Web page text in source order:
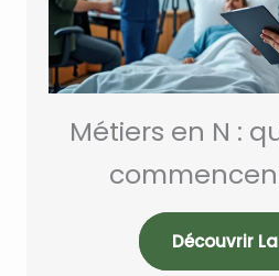
Métiers en N :
Découvrir